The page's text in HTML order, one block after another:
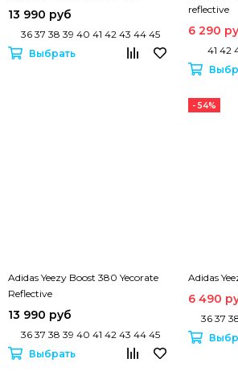
13 990 руб
36 37 38 39 40 41 42 43 44 45
Выбрать
reflective
6 290
41 42
Adidas Yeezy Boost 380 Yecorate
Reflective
13 990 руб
36 37 38 39 40 41 42 43 44 45
Выбрать
- 54%
Adidas
6 490
36 37